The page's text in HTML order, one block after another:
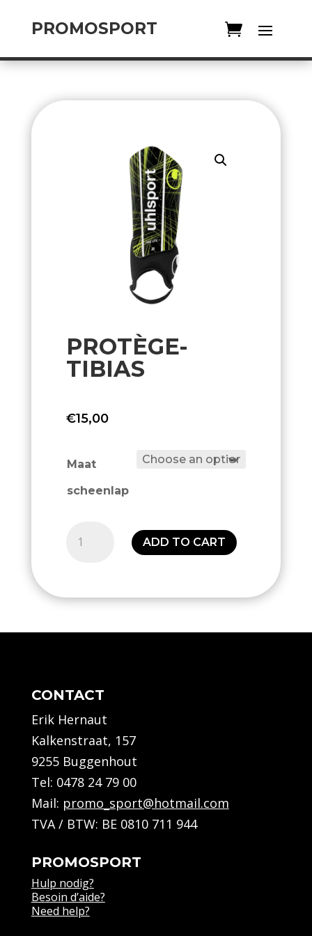
PROMOSPORT
PROTÈGE-
TIBIAS
€15,00
Maat
scheenlap
ADD TO CART
CONTACT
Erik Hernaut
Kalkenstraat, 157
9255 Buggenhout
Tel: 0478 24 79 00
Mail: promo_sport@hotmail.com
TVA / BTW: BE 0810 711 944
PROMOSPORT
Hulp nodig?
Besoin d’aide?
Need help?